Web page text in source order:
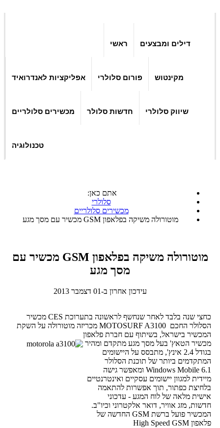
ראשי דילים ומבצעים
אפליקציות לאנדרואיד פורום סלולרי מקינטוש
מכשירים סלולריים חדשות סלולר שיווק סלולרי
טכנולוגיה
אתם כאן:
סלולרי
מכשירים סלולריים
מוטורולה משיקה בפלאפון GSM מכשיר עם מסך מגע
מוטורולה משיקה בפלאפון GSM מכשיר עם
מסך מגע
עידכון אחרון ב-01 דצמבר 2013
כחצי שנה בלבד לאחר שנחשף לראשונה בתערוכת CES מכשיר
הסלולר החכם MOTOSURF A3100 מכריזה מוטורולה על השקת
המכשיר בישראל, בשיתוף עם חברת פלאפון
מכשיר הטאץ' בעל מסך מגע מתקדם ומהיר
בגודל 2.4 אינץ', מתבסס על היישומים
המתקדמים ביותר של תוכנת הסלולר
Windows Mobile 6.1 ומאפשר גישה
מיידית למגוון יישומים עסקיים ואינטרנטיים
בלחיצת כפתור, תוך אפשרות להתאמה
אישית מלאה של לוח המגע - עדכוני
חדשות, מזג אוויר, דואר אלקטרוני וכיו"ב.
המכשיר פועל ברשת GSM החדשה של
פלאפון High Speed GSM